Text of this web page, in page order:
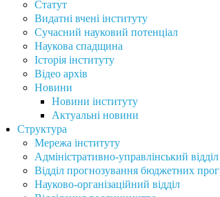
Статут
Видатні вчені інституту
Сучасний науковий потенціал
Наукова спадщина
Історія інституту
Відео архів
Новини
Новини інституту
Актуальні новини
Структура
Мережа інституту
Адміністративно-управлінський відділ
Відділ прогнозування бюджетних
Науково-організаційний відділ